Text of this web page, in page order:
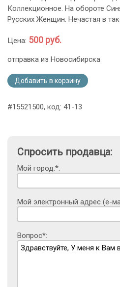
Коллекционное. На обороте
Русских Женщин. Нечастая в
Цена: 500 руб.
отправка из Новосибирска
Добавить в корзину
#15521500, код: 41-13
Спросить продавца:
Мой город:*:
Мой электронный адрес (е-
Вопрос*: